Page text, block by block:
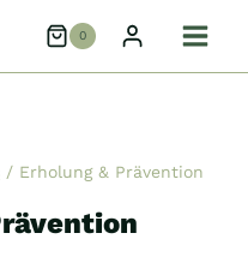
0
/ Erholung & Prävention